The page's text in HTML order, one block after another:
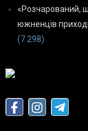
«Розчарований,
южненців
(7 298)